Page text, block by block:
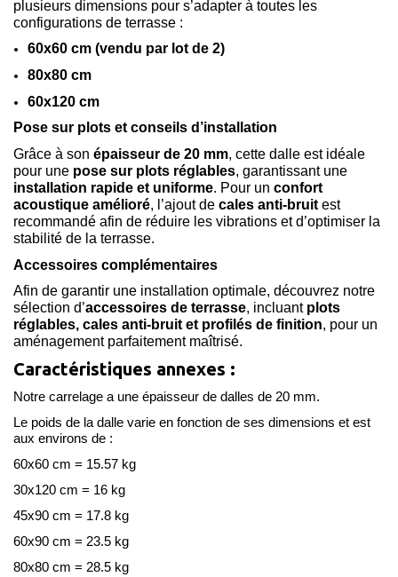
plusieurs dimensions pour s’adapter à toutes les
configurations de terrasse :
60x60 cm (vendu par lot de 2)
80x80 cm
60x120 cm
Pose sur plots et conseils d’installation
Grâce à son épaisseur de 20 mm, cette dalle est idéale
pour une pose sur plots réglables, garantissant une
installation rapide et uniforme. Pour un confort
acoustique amélioré, l’ajout de cales anti-bruit est
recommandé afin de réduire les vibrations et d’optimiser la
stabilité de la terrasse.
Accessoires complémentaires
Afin de garantir une installation optimale, découvrez notre
sélection d’accessoires de terrasse, incluant plots
réglables, cales anti-bruit et profilés de finition, pour un
aménagement parfaitement maîtrisé.
Caractéristiques annexes :
Notre carrelage a une épaisseur de dalles de 20 mm.
Le poids de la dalle varie en fonction de ses dimensions et est
aux environs de :
60x60 cm = 15.57 kg
30x120 cm = 16 kg
45x90 cm = 17.8 kg
60x90 cm = 23.5 kg
80x80 cm = 28.5 kg